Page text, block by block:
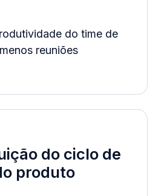
do time de
reuniões
do ciclo de
produto